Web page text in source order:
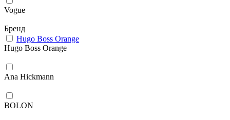
Vogue
Бренд
Hugo Boss Orange
Hugo Boss Orange
Ana Hickmann
BOLON